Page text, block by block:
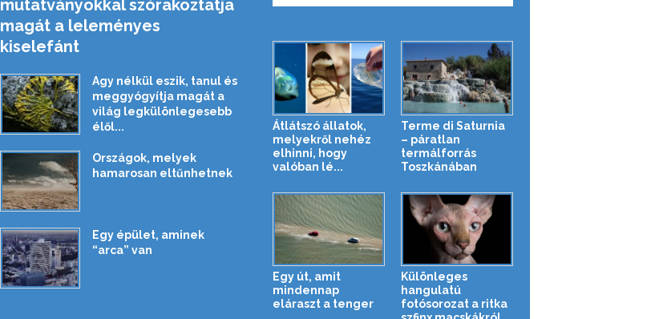
mutatványokkal szórakoztatja
magát a leleményes
kiselefánt
Agy nélkül eszik, tanul és
meggyógyítja magát a
világ legkülönlegesebb
élől...
Országok, melyek
hamarosan eltűnhetnek
Egy épület, aminek
“arca” van
Átlátszó állatok,
melyekről nehéz
elhinni, hogy
valóban lé...
Terme di Saturnia
– páratlan
termálforrás
Toszkánában
Egy út, amit
mindennap
eláraszt a tenger
Különleges
hangulatú
fotósorozat a ritka